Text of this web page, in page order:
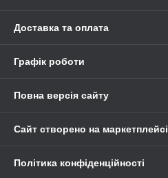
Доставка та оплата
Графік роботи
Повна версія сайту
Сайт створено на маркетплейсі
Політика конфіденційності